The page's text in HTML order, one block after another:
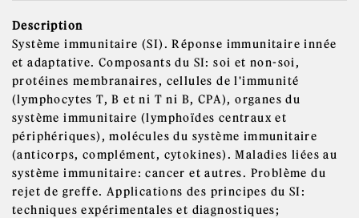
Description
Système immunitaire (SI). Réponse immunitaire innée
et adaptative. Composants du SI: soi et non-soi,
protéines membranaires, cellules de l'immunité
(lymphocytes T, B et ni T ni B, CPA), organes du
système immunitaire (lymphoïdes centraux et
périphériques), molécules du système immunitaire
(anticorps, complément, cytokines). Maladies liées au
système immunitaire: cancer et autres. Problème du
rejet de greffe. Applications des principes du SI:
techniques expérimentales et diagnostiques;